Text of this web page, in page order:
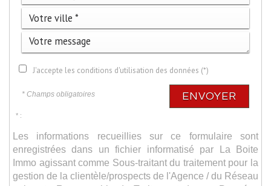
J'accepte les conditions d'utilisation des données (*)
* Champs obligatoires ENVOYER
* :
Les informations recueillies sur ce formulaire sont
enregistrées dans un fichier informatisé par La Boite
Immo agissant comme Sous-traitant du traitement pour la
gestion de la clientèle/prospects de l'Agence / du Réseau